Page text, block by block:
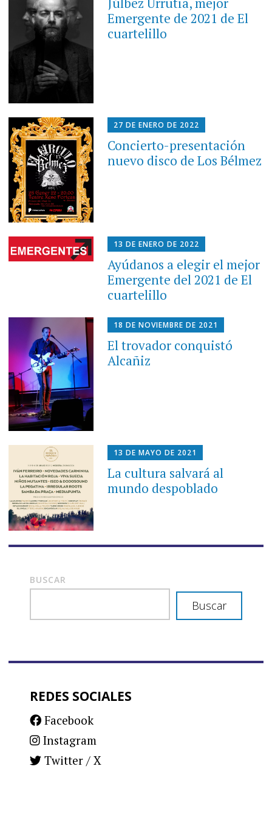
Emergente de 2021 de El
cuartelillo
27 DE ENERO DE 2022
Concierto-presentación
nuevo disco de Los Bélmez
13 DE ENERO DE 2022
Ayúdanos a elegir el mejor
Emergente del 2021 de El
cuartelillo
18 DE NOVIEMBRE DE 2021
El trovador conquistó
Alcañiz
13 DE MAYO DE 2021
La cultura salvará al
mundo despoblado
BUSCAR
Buscar
REDES SOCIALES
Facebook
Instagram
Twitter / X